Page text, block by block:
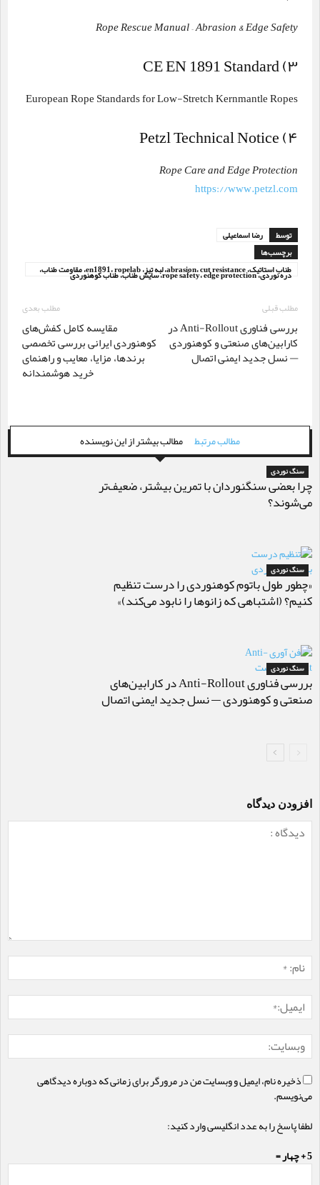
Rope Rescue Manual – Abrasion & Edge Safety
۳) CE EN 1891 Standard
European Rope Standards for Low-Stretch Kernmantle Ropes
۴) Petzl Technical Notice
Rope Care and Edge Protection
https://www.petzl.com
توسط
رضا اسماعیلی
برچسب‌ها
طناب استاتیک، abrasion، cut resistance، لبه تیز، en1891، ropelab، مقاومت طناب،
دره نوردی، rope safety، edge protection، سایش طناب، طناب کوهنوردی
مطلب قبلی
بررسی فناوری Anti-Rollout در
کارابین‌های صنعتی و کوهنوردی
— نسل جدید ایمنی اتصال
مطلب بعدی
مقایسه کامل کفش‌های
کوهنوردی ایرانی بررسی تخصصی
برندها، مزایا، معایب و راهنمای
خرید هوشمندانه
مطالب مرتبط مطالب بیشتر از این نویسنده
سنگ نوردی
چرا بعضی سنگنوردان با تمرین بیشتر، ضعیف‌تر
می‌شوند؟
سنگ نوردی
«چطور طول باتوم کوهنوردی را درست تنظیم
کنیم؟ (اشتباهی که زانوها را نابود می‌کند)»
سنگ نوردی
بررسی فناوری Anti-Rollout در کارابین‌های
صنعتی و کوهنوردی — نسل جدید ایمنی اتصال
افزودن دیدگاه
ذخیره نام، ایمیل و وبسایت من در مرورگر برای زمانی که دوباره دیدگاهی
می‌نویسم.
لطفا پاسخ را به عدد انگلیسی وارد کنید:
5 + چهار =